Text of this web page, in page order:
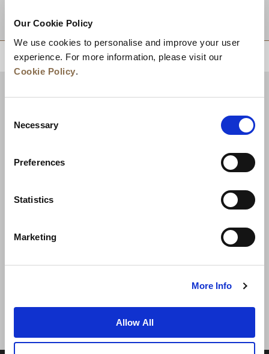
Our Cookie Policy
We use cookies to personalise and improve your user
experience. For more information, please visit our
Cookie Policy.
Selection
Necessary
Preferences
Statistics
Marketing
More Info
Allow All
目的地